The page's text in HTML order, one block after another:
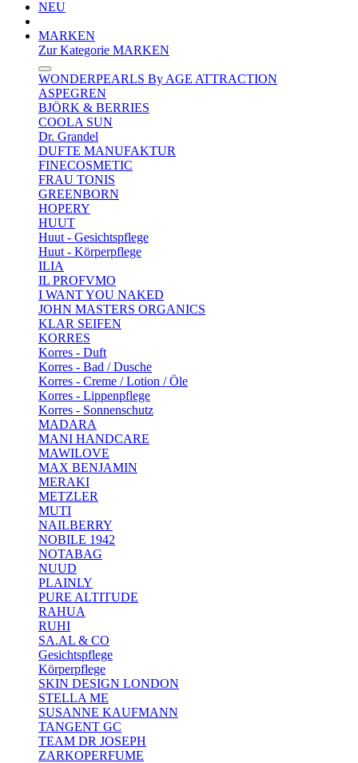
NEU
MARKEN
Zur Kategorie MARKEN
WONDERPEARLS By AGE ATTRACTION
ASPEGREN
BJÖRK & BERRIES
COOLA SUN
Dr. Grandel
DUFTE MANUFAKTUR
FINECOSMETIC
FRAU TONIS
GREENBORN
HOPERY
HUUT
Huut - Gesichtspflege
Huut - Körperpflege
ILIA
IL PROFVMO
I WANT YOU NAKED
JOHN MASTERS ORGANICS
KLAR SEIFEN
KORRES
Korres - Duft
Korres - Bad / Dusche
Korres - Creme / Lotion / Öle
Korres - Lippenpflege
Korres - Sonnenschutz
MADARA
MANI HANDCARE
MAWILOVE
MAX BENJAMIN
MERAKI
METZLER
MUTI
NAILBERRY
NOBILE 1942
NOTABAG
NUUD
PLAINLY
PURE ALTITUDE
RAHUA
RUHI
SA.AL & CO
Gesichtspflege
Körperpflege
SKIN DESIGN LONDON
STELLA ME
SUSANNE KAUFMANN
TANGENT GC
TEAM DR JOSEPH
ZARKOPERFUME